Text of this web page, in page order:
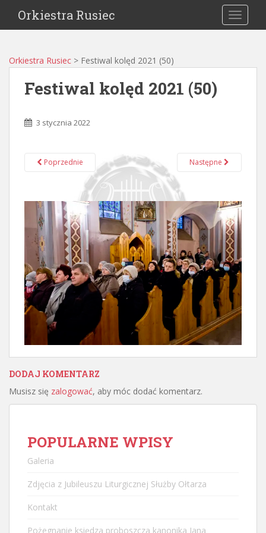
Orkiestra Rusiec
Orkiestra Rusiec > Festiwal kolęd 2021 (50)
Festiwal kolęd 2021 (50)
3 stycznia 2022
Poprzednie Następne
DODAJ KOMENTARZ
Musisz się zalogować, aby móc dodać komentarz.
POPULARNE WPISY
Galeria
Zdjęcia z Jubileuszu Liturgicznej Służby Ołtarza
Kontakt
Pożegnanie księdza proboszcza kanonika Jana